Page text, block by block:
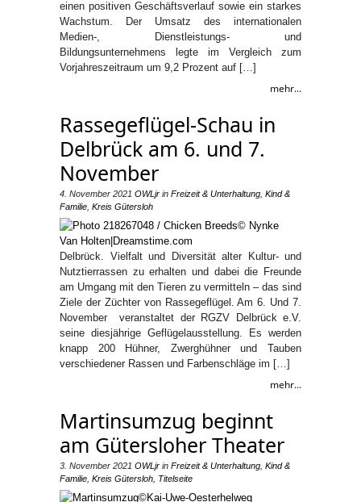
einen positiven Geschäftsverlauf sowie ein starkes
Wachstum. Der Umsatz des internationalen
Medien-, Dienstleistungs- und
Bildungsunternehmens legte im Vergleich zum
Vorjahreszeitraum um 9,2 Prozent auf […]
mehr...
Rassegeflügel-Schau in
Delbrück am 6. und 7.
November
4. November 2021 OWLjr in Freizeit & Unterhaltung Kind &
Familie Kreis Gütersloh
Delbrück. Vielfalt und Diversität alter Kultur- und
Nutztierrassen zu erhalten und dabei die Freunde
am Umgang mit den Tieren zu vermitteln – das sind
Ziele der Züchter von Rassegeflügel. Am 6. Und 7.
November veranstaltet der RGZV Delbrück e.V.
seine diesjährige Geflügelausstellung. Es werden
knapp 200 Hühner, Zwerghühner und Tauben
verschiedener Rassen und Farbenschläge im […]
mehr...
Martinsumzug beginnt
am Gütersloher Theater
3. November 2021 OWLjr in Freizeit & Unterhaltung Kind &
Familie Kreis Gütersloh Titelseite